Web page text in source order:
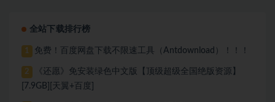
全站下载排行榜
1 免费！百度网盘下载不限速工具（Antdownload）！！！
2
《还愿》免安装绿色中文版【顶级超级全国绝版资源】
[7.9GB][天翼+百度]